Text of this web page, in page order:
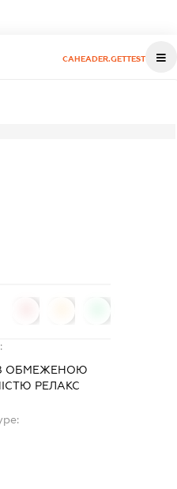
CAHEADER.GETTEST
ОБМЕЖЕНОЮ
РЕЛАКС